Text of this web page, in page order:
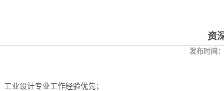
资
发布时间
工业设计专业工作经验优先；